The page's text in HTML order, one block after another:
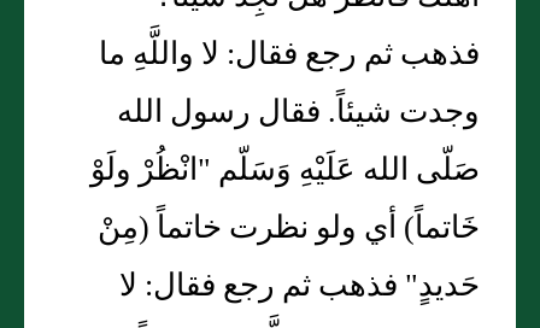
فذهب ثم رجع فقال: لا واللَّهِ ما
وجدت شيئاً. فقال رسول الله
صَلّى الله عَلَيْهِ وَسَلّم "انْظُرْ ولَوْ
خَاتماً) أي ولو نظرت خاتماً (مِنْ
حَديدٍ" فذهب ثم رجع فقال: لا